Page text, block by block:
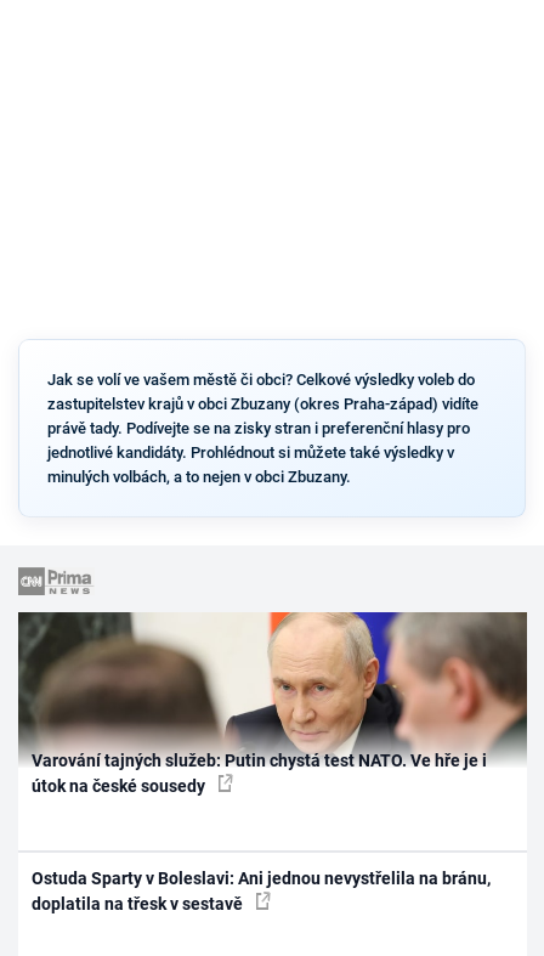
Jak se volí ve vašem městě či obci? Celkové výsledky voleb do
zastupitelstev krajů v obci Zbuzany (okres Praha-západ) vidíte
právě tady. Podívejte se na zisky stran i preferenční hlasy pro
jednotlivé kandidáty. Prohlédnout si můžete také výsledky v
minulých volbách, a to nejen v obci Zbuzany.
Varování tajných služeb: Putin chystá test NATO. Ve hře je i
útok na české sousedy
Ostuda Sparty v Boleslavi: Ani jednou nevystřelila na bránu,
doplatila na třesk v sestavě